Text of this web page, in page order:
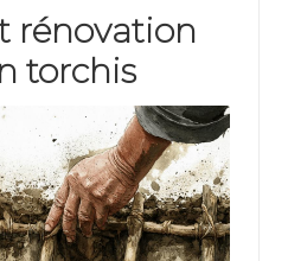
rénovation
torchis